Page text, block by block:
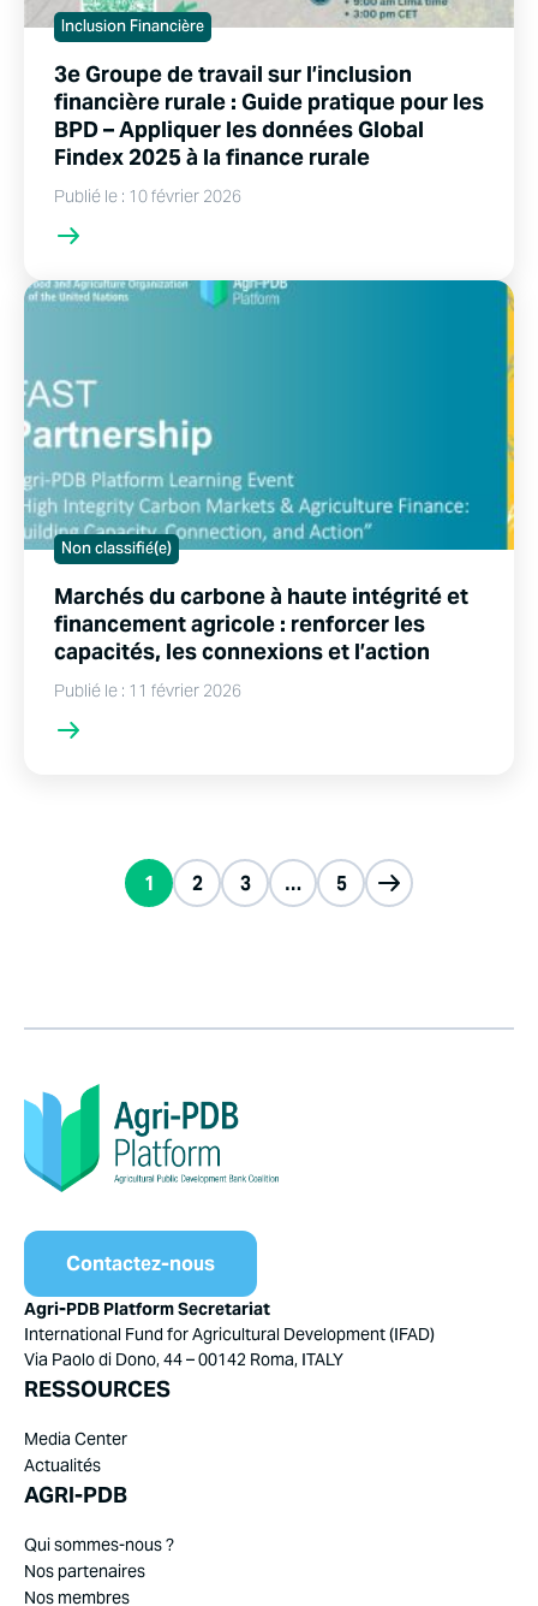
Inclusion Financière
3e Groupe de travail sur l’inclusion
financière rurale : Guide pratique pour les
BPD – Appliquer les données Global
Findex 2025 à la finance rurale
Publié le : 10 février 2026
Non classifié(e)
Marchés du carbone à haute intégrité et
financement agricole : renforcer les
capacités, les connexions et l’action
Publié le : 11 février 2026
1 2 3 … 5
Contactez-nous
Agri-PDB Platform Secretariat
International Fund for Agricultural Development (IFAD)
Via Paolo di Dono, 44 – 00142 Roma, ITALY
RESSOURCES
Media Center
Actualités
AGRI-PDB
Qui sommes-nous ?
Nos partenaires
Nos membres